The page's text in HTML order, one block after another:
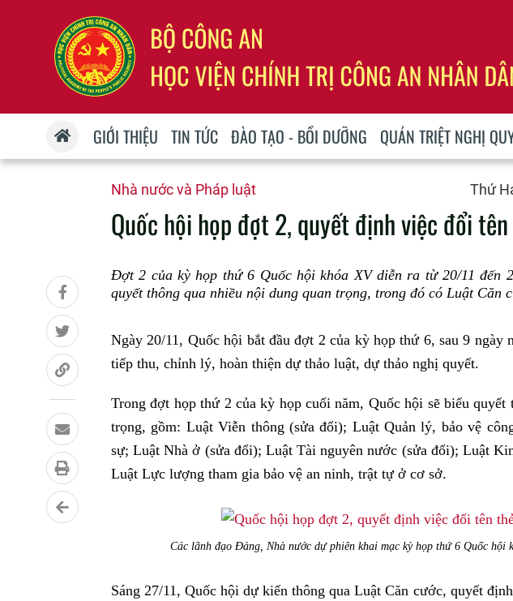
GIỚI THIỆU TIN TỨC ĐÀO TẠO - BỒI DƯỠNG QUÁN TRIỆT NGHỊ
Nhà nước và Pháp luật Thứ
Quốc hội họp đợt 2, quyết định việc đổi
Đợt 2 của kỳ họp thứ 6 Quốc hội khóa XV diễn ra từ 20/11 đến
quyết thông qua nhiều nội dung quan trọng, trong đó có Luật Căn
Ngày 20/11, Quốc hội bắt đầu đợt 2 của kỳ họp thứ 6, sau 9 ngày
tiếp thu, chỉnh lý, hoàn thiện dự thảo luật, dự thảo nghị quyết.
Trong đợt họp thứ 2 của kỳ họp cuối năm, Quốc hội sẽ biểu quyết
trọng, gồm: Luật Viễn thông (sửa đổi); Luật Quản lý, bảo vệ
sự; Luật Nhà ở (sửa đổi); Luật Tài nguyên nước (sửa đổi); Luật
Luật Lực lượng tham gia bảo vệ an ninh, trật tự ở cơ sở.
Các lãnh đạo Đảng, Nhà nước dự phiên khai mạc kỳ họp thứ 6 Quốc hội
Sáng 27/11, Quốc hội dự kiến thông qua Luật Căn cước, quyết